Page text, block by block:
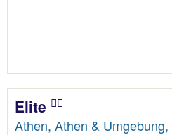
Elite
Athen, Athen &